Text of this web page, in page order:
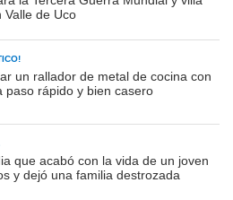
Valle de Uco
un rallador de metal de cocina con
paso rápido y bien casero
que acabó con la vida de un joven
y dejó una familia destrozada